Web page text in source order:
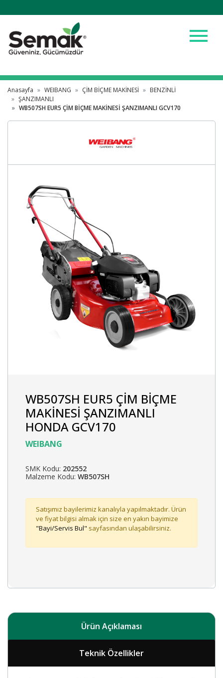
menu
Anasayfa WEIBANG ÇİM BİÇME MAKİNESİ
BENZİNLİ
ŞANZIMANLI
WB507SH EUR5 ÇİM BİÇME MAKİNESİ ŞANZIMANLI GCV170
WB507SH EUR5 ÇİM BİÇME
MAKİNESİ ŞANZIMANLI
HONDA GCV170
WEIBANG
SMK Kodu: 202552
Malzeme Kodu: WB507SH
Satışımız bayilerimiz kanalıyla yapılmaktadır. Ürün
ve fiyat bilgisi almak için size en yakın bayimize
"Bayi/Servis Bul" sayfasından ulaşabilirsiniz.
Ürün Açıklaması
Teknik Özellikler